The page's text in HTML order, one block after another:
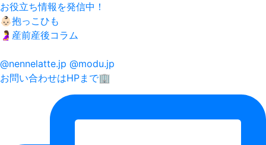
お役立ち情報を発信中！
👶🏻抱っこひも
🤰産前産後コラム
@nennelatte.jp @modu.jp
お問い合わせはHPまで🏢